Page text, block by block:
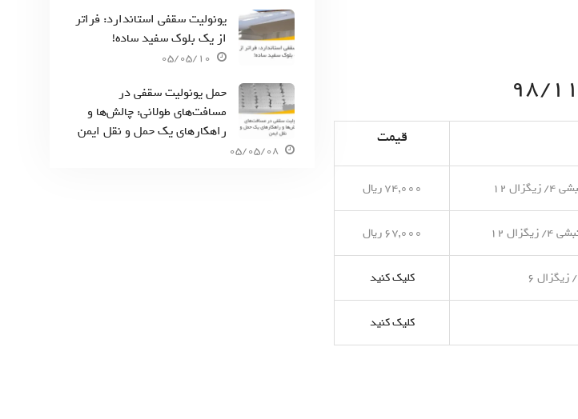
قیمت
۷۴,۰۰۰ ریال
۶۷,۰۰۰ ریال
کلیک کنید
کلیک کنید
یونولیت سقفی استاندارد: فراتر
از یک بلوک سفید ساده!
05/05/10
حمل یونولیت سقفی در
مسافت‌های طولانی: چالش‌ها و
راهکارهای یک حمل و نقل ایمن
05/05/08